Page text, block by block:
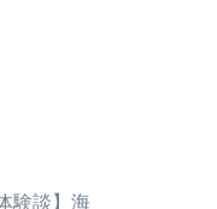
験談】海